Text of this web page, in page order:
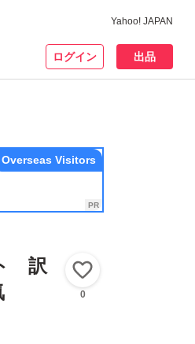
Yahoo! JAPAN
ログイン 出品
Overseas Visitors
訳
0